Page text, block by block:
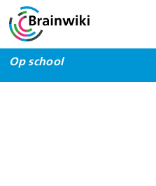
Op school